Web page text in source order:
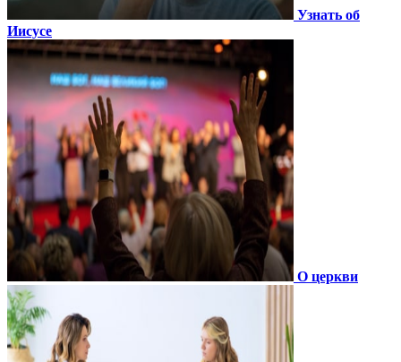
Узнать об
Иисусе
О церкви